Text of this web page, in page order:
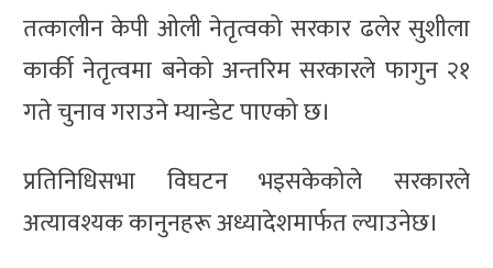
तत्कालीन केपी ओली नेतृत्वको सरकार ढलेर सुशीला
कार्की नेतृत्वमा बनेको अन्तरिम सरकारले फागुन २१
गते चुनाव गराउने म्यान्डेट पाएको छ।
प्रतिनिधिसभा विघटन भइसकेकोले सरकारले
अत्यावश्यक कानुनहरू अध्यादेशमार्फत ल्याउनेछ।